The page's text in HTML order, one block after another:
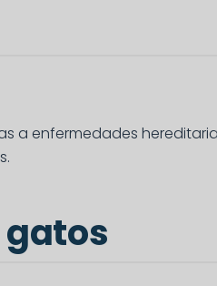
a enfermedades